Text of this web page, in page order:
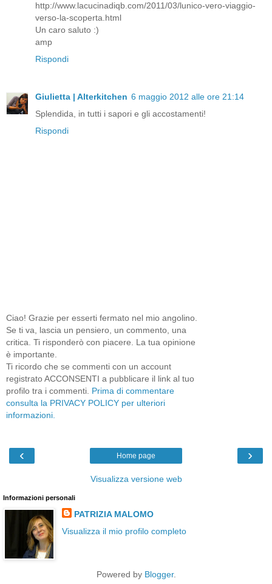
http://www.lacucinadiqb.com/2011/03/lunico-vero-viaggio-
verso-la-scoperta.html
Un caro saluto :)
amp
Rispondi
Giulietta | Alterkitchen 6 maggio 2012 alle ore 21:14
Splendida, in tutti i sapori e gli accostamenti!
Rispondi
Ciao! Grazie per esserti fermato nel mio angolino.
Se ti va, lascia un pensiero, un commento, una
critica. Ti risponderò con piacere. La tua opinione
è importante.
Ti ricordo che se commenti con un account
registrato ACCONSENTI a pubblicare il link al tuo
profilo tra i commenti. Prima di commentare
consulta la PRIVACY POLICY per ulteriori
informazioni.
‹ ›
Home page
Visualizza versione web
Informazioni personali
PATRIZIA MALOMO
Visualizza il mio profilo completo
Powered by Blogger.